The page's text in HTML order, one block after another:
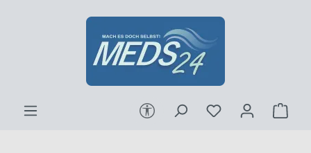
Zum Hauptinhalt springen
Werkzeugleiste anzeigen